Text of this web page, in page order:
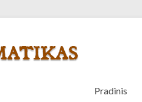
Pradinis